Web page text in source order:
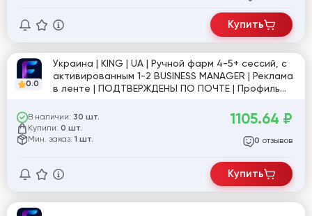
Купить
0.0
Украина | KING | UA | Ручной фарм 4-5+ сессий, с
активированным 1-2 BUSINESS MANAGER | Реклама
в ленте | ПОДТВЕРЖДЕНЫ ПО ПОЧТЕ | Профиль
Facebook UA [#3]
В наличии: 30 шт.
Купили: 0 шт.
Мин. заказ: 1 шт.
1105.64 ₽
0 отзывов
Купить